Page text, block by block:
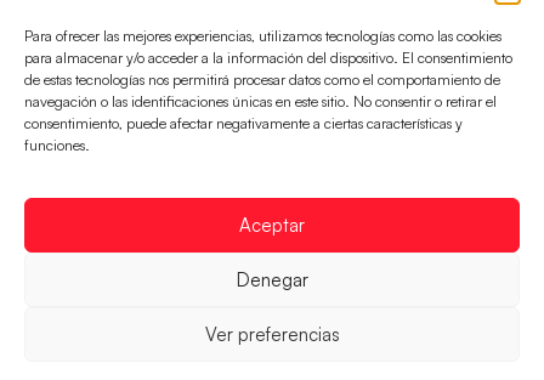
Para ofrecer las mejores experiencias, utilizamos tecnologías como las cookies
para almacenar y/o acceder a la información del dispositivo. El consentimiento
de estas tecnologías nos permitirá procesar datos como el comportamiento de
navegación o las identificaciones únicas en este sitio. No consentir o retirar el
consentimiento, puede afectar negativamente a ciertas características y
funciones.
Aceptar
Denegar
Ver preferencias
set para, a la
LEER MÁS